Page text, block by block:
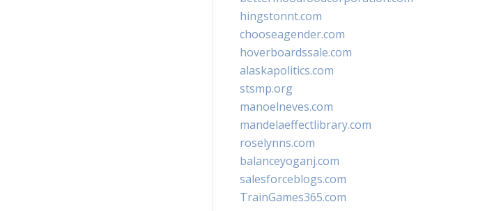
hingstonnt.com
chooseagender.com
hoverboardssale.com
alaskapolitics.com
stsmp.org
manoelneves.com
mandelaeffectlibrary.com
roselynns.com
balanceyoganj.com
salesforceblogs.com
TrainGames365.com